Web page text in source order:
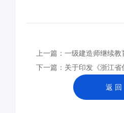
上一篇：一级建造师继续教
返 回